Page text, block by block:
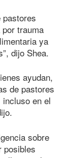
trauma
ya
dijo Shea.
ayudan,
de pastores
en el
sobre
posibles